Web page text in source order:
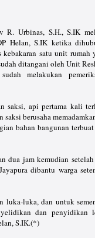
R. Urbinas, S.H., S.IK
Helan, S.IK ketika
satu unit rumah
ditangani oleh Unit
melakukan
saksi, api pertama kali
berusaha
bahan bangunan
dua jam kemudian
dibantu warga
luka-luka, dan untuk
dan penyidikan
S.IK.(*)